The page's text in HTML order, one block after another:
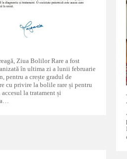
Ziua Bolilor Rare a fost
în ultima zi a lunii februarie
pentru a crește gradul de
cu privire la bolile rare și pentru
la tratament și